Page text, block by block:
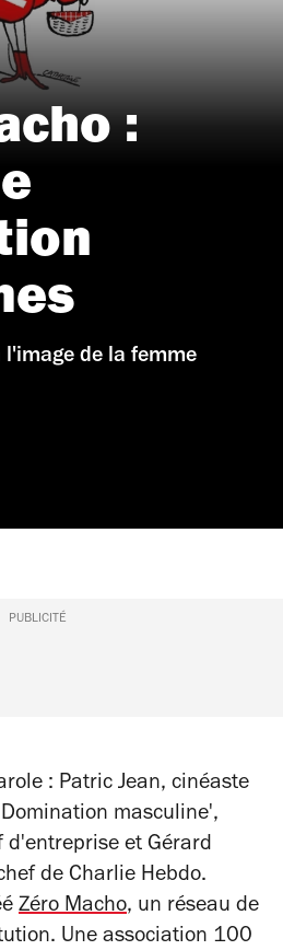
:
de la femme
PUBLICITÉ
: Patric Jean, cinéaste
masculine',
d'entreprise et Gérard
de Charlie Hebdo.
Zéro Macho, un réseau de
Une association 100